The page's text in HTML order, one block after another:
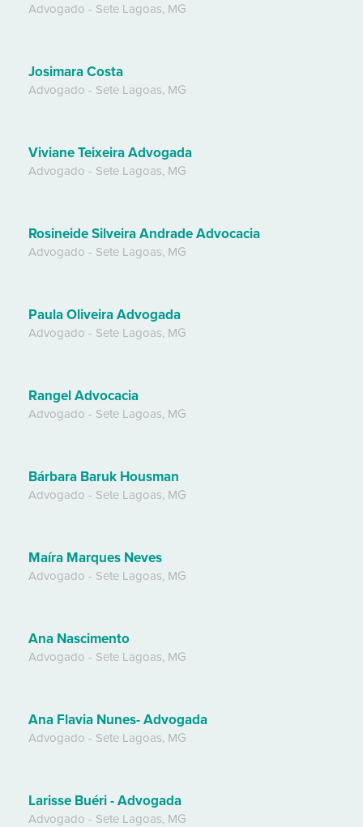
Advogado - Sete Lagoas, MG
Josimara Costa
Advogado - Sete Lagoas, MG
Viviane Teixeira Advogada
Advogado - Sete Lagoas, MG
Rosineide Silveira Andrade Advocacia
Advogado - Sete Lagoas, MG
Paula Oliveira Advogada
Advogado - Sete Lagoas, MG
Rangel Advocacia
Advogado - Sete Lagoas, MG
Bárbara Baruk Housman
Advogado - Sete Lagoas, MG
Maíra Marques Neves
Advogado - Sete Lagoas, MG
Ana Nascimento
Advogado - Sete Lagoas, MG
Ana Flavia Nunes- Advogada
Advogado - Sete Lagoas, MG
Larisse Buéri - Advogada
Advogado - Sete Lagoas, MG